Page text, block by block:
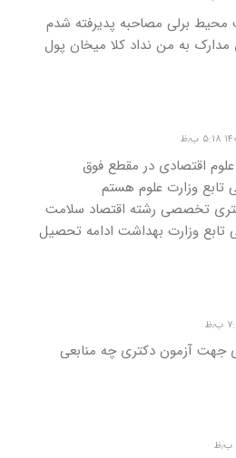
محیط برلی مصاحبه پدیرفته شدم
مدارک به من نداد کلا میخان پول
اقتصادی در مقطع فوق
تابع وزارت علوم هستم
تخصصی رشته اقتصاد سلامت
تابع وزارت بهداشت ادامه تحصیل
جهت آزمون دکتری چه منابعی